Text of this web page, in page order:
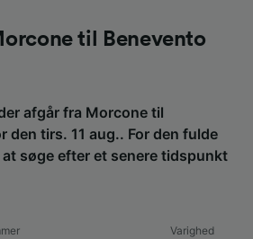
til Benevento
afgår fra Morcone til
den tirs. 11 aug.. For den fulde
søge efter et senere tidspunkt
Varighed